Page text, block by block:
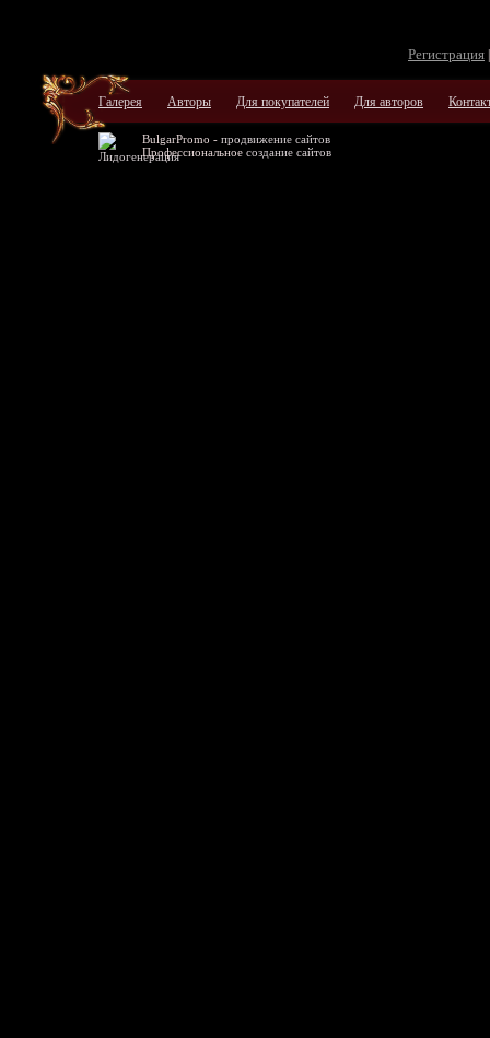
Регистрация
Галерея Авторы Для покупателей Для авторов
BulgarPromo - продвижение сайтов
Профессиональное создание сайтов